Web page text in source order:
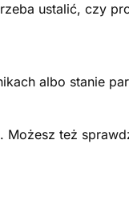
ustalić, czy
albo stanie
Możesz też